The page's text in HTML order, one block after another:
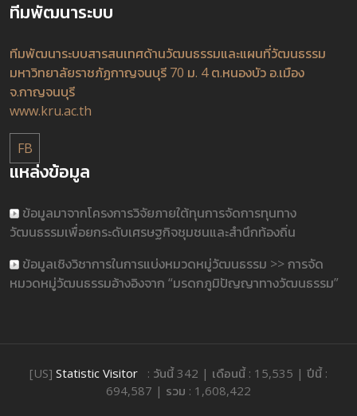
ทีมพัฒนาระบบ
ทีมพัฒนาระบบสารสนเทศด้านวัฒนธรรมและแผนที่วัฒนธรรม
มหาวิทยาลัยราชภัฏกาญจนบุรี 70 ม. 4 ต.หนองบัว อ.เมือง
จ.กาญจนบุรี
www.kru.ac.th
FB
แหล่งข้อมูล
ข้อมูลมาจากโครงการวิจัยภายใต้ทุนการจัดการทุนทาง
วัฒนธรรมเพื่อยกระดับเศรษฐกิจชุมชนและสำนึกท้องถิ่น
ข้อมูลเชิงวิชาการในการแบ่งหมวดหมู่วัฒนธรรม >> การจัด
หมวดหมู่วัฒนธรรมอ้างอิงจาก “มรดกภูมิปัญญาทางวัฒนธรรม”
[US] Statistic Visitor : วันนี้ 342 | เดือนนี้ : 15,535 | ปีนี้ :
694,587 | รวม : 1,608,422